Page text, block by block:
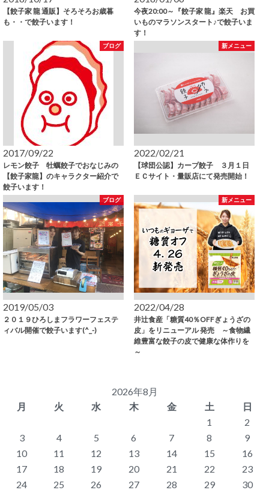
【餃子家 龍 通販】そろそろお歳暮
も・・で餃子います！
今夜20:00～『餃子家 龍』楽天 お買
いものマラソンスタート♪で餃子いま
す！
ブログ
2017/09/22
レモン餃子 牡蠣餃子でおなじみの
【餃子家龍】のキャラクター紹介で
餃子います！
新メニュー
2022/02/21
【球団公認】カープ餃子 ３月１日
ＥＣサイト・量販店にて発売開始！
ブログ
2019/05/03
２０１９ひろしまフラワーフェステ
ィバル開催で餃子います(^_-)
新メニュー
2022/04/28
井辻食産「糖質40％OFFぎょうざの
皮」をリニューアル 発売 ～食物繊
維豊富な餃子の皮で健康な体作りを
～
2026年8月
月
火 水 木 金 土 日
1
2
3
4 5 6 7 8
9
10
11 12 13 14 15
16
17
18 19 20 21 22
23
24
25 26 27 28 29
30